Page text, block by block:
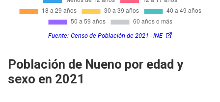
Fuente: Censo de Población de 2021 - INE
Población de Nueno por edad y
sexo en 2021